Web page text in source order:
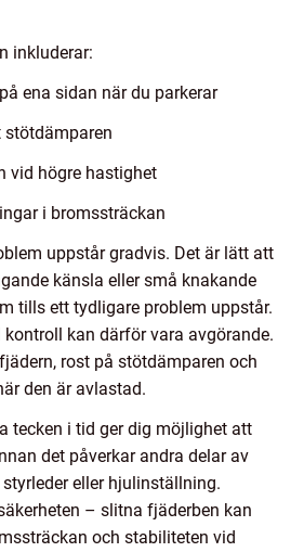
inkluderar:
ena sidan när du parkerar
stötdämparen
vid högre hastighet
i bromssträckan
uppstår gradvis. Det är lätt att
känsla eller små knakande
tills ett tydligare problem uppstår.
kontroll kan därför vara avgörande.
rost på stötdämparen och
den är avlastad.
tecken i tid ger dig möjlighet att
det påverkar andra delar av
eller hjulinställning.
– slitna fjäderben kan
och stabiliteten vid